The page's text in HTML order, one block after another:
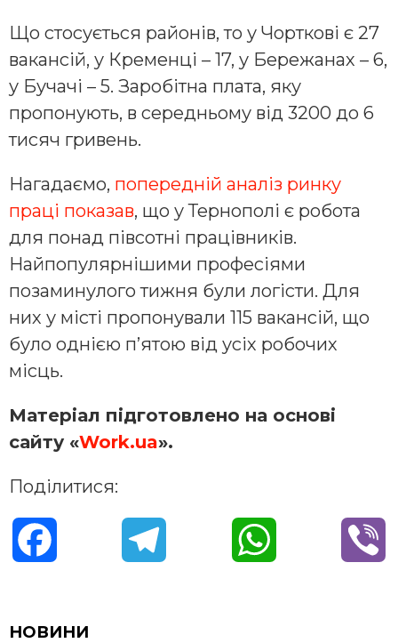
Що стосується районів, то у Чорткові є 27
вакансій, у Кременці – 17, у Бережанах – 6,
у Бучачі – 5. Заробітна плата, яку
пропонують, в середньому від 3200 до 6
тисяч гривень.
Нагадаємо, попередній аналіз ринку
праці показав, що у Тернополі є робота
для понад півсотні працівників.
Найпопулярнішими професіями
позаминулого тижня були логісти. Для
них у місті пропонували 115 вакансій, що
було однією п’ятою від усіх робочих
місць.
Матеріал підготовлено на основі
сайту «Work.ua».
Поділитися:
c
НОВИНИ